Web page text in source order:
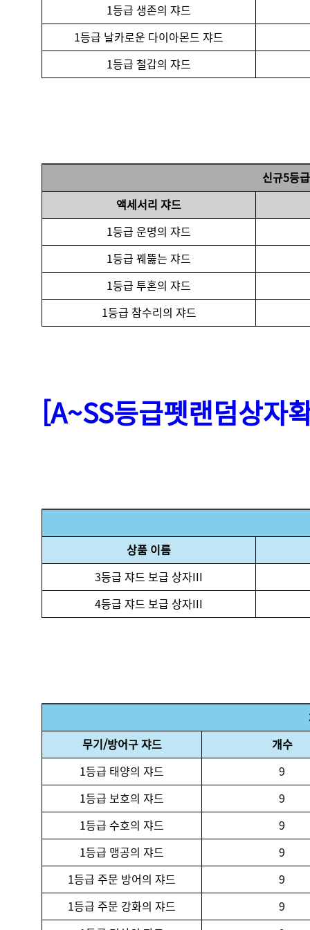
1등급 생존의 쟈드
1등급 날카로운 다이아몬드 쟈드
1등급 철갑의 쟈드
신규5등
액세서리 쟈드
1등급 운명의 쟈드
1등급 꿰뚫는 쟈드
1등급 투혼의 쟈드
1등급 참수리의 쟈드
[A~SS등급펫랜덤상자
상품 이름
3등급 쟈드 보급 상자III
4등급 쟈드 보급 상자III
무기/방어구 쟈드
개수
1등급 태양의 쟈드
9
1등급 보호의 쟈드
9
1등급 수호의 쟈드
9
1등급 맹공의 쟈드
9
1등급 주문 방어의 쟈드
9
1등급 주문 강화의 쟈드
9